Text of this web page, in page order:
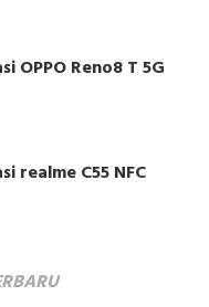
OPPO Reno8 T 5G
realme C55 NFC